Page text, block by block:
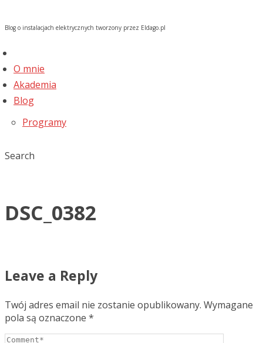
Blog o instalacjach elektrycznych tworzony przez Eldago.pl
O mnie
Akademia
Blog
Programy
Search
DSC_0382
Leave a Reply
Twój adres email nie zostanie opublikowany. Wymagane
pola są oznaczone *